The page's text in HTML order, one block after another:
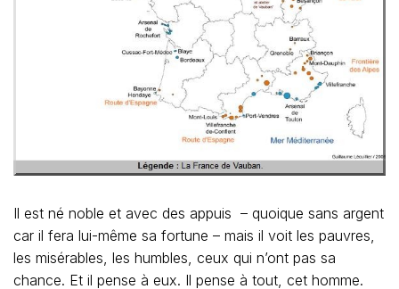
Il est né noble et avec des appuis – quoique sans argent
car il fera lui-même sa fortune – mais il voit les pauvres,
les misérables, les humbles, ceux qui n’ont pas sa
chance. Et il pense à eux. Il pense à tout, cet homme.